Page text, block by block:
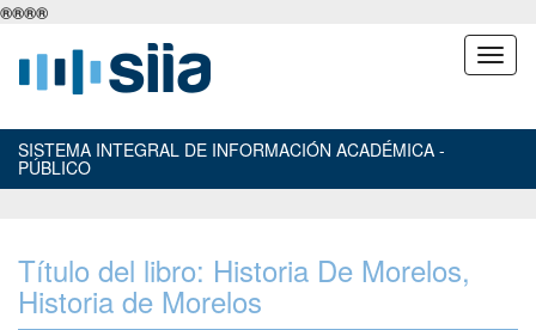
®®®®
SISTEMA INTEGRAL DE INFORMACIÓN ACADÉMICA -
PÚBLICO
Título del libro: Historia De Morelos,
Historia de Morelos